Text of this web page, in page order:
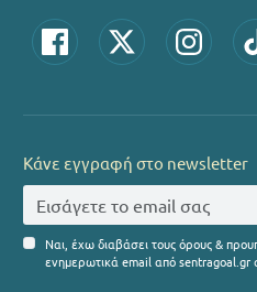
Κάνε εγγραφή στο newsletter
Ναι, έχω διαβάσει τους όρους &
ενημερωτικά email από sentragoal.gr